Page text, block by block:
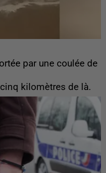
par une coulée de
kilomètres de là.